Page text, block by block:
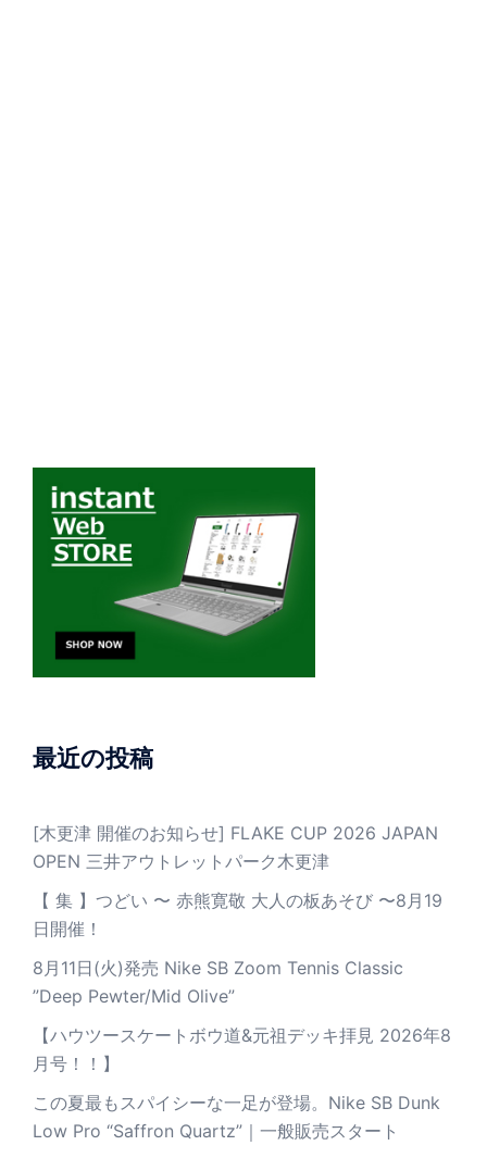
最近の投稿
[木更津 開催のお知らせ] FLAKE CUP 2026 JAPAN
OPEN 三井アウトレットパーク木更津
【 集 】つどい 〜 赤熊寛敬 大人の板あそび 〜8月19
日開催！
8月11日(火)発売 Nike SB Zoom Tennis Classic
”Deep Pewter/Mid Olive”
【ハウツースケートボウ道&元祖デッキ拝見 2026年8
月号！！】
この夏最もスパイシーな一足が登場。Nike SB Dunk
Low Pro “Saffron Quartz”｜一般販売スタート